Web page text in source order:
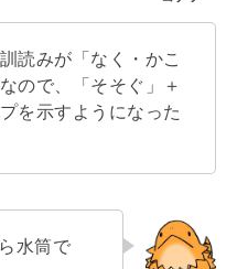
読みが「なく・かこ
ので、「そそぐ」＋
を示すようになった
水筒で